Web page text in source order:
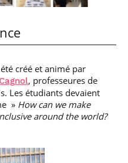
été créé et animé par
, professeures de
Les étudiants devaient
» How can we make
around the world?